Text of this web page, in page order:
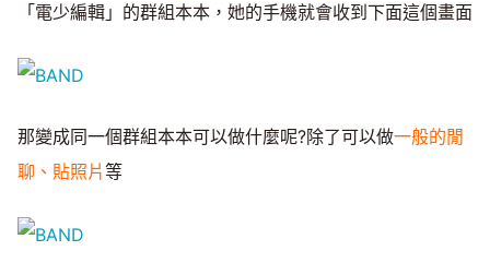
「電少編輯」的群組本本，她的手機就會收到下面這個畫面
那變成同一個群組本本可以做什麼呢?除了可以做一般的閒
聊、貼照片等